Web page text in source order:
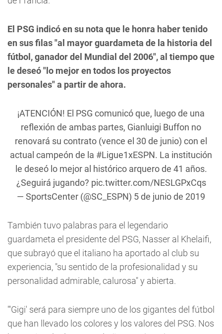
El PSG indicó en su nota que le honra haber tenido
en sus filas "al mayor guardameta de la historia del
fútbol, ganador del Mundial del 2006", al tiempo que
le deseó "lo mejor en todos los proyectos
personales" a partir de ahora.
¡ATENCIÓN! El PSG comunicó que, luego de una
reflexión de ambas partes, Gianluigi Buffon no
renovará su contrato (vence el 30 de junio) con el
actual campeón de la #Ligue1xESPN. La institución
le deseó lo mejor al histórico arquero de 41 años.
¿Seguirá jugando? pic.twitter.com/NESLGPxCqs
— SportsCenter (@SC_ESPN) 5 de junio de 2019
También tuvo palabras para el legendario
guardameta el presidente del PSG, Nasser al Khelaifi,
que subrayó que el italiano ha aportado al club su
experiencia, "su sentido de la profesionalidad y su
personalidad admirable, calurosa" y abierta.
"'Gigi' será para siempre uno de los gigantes del fútbol
que han llevado los colores y los valores del PSG. Nos